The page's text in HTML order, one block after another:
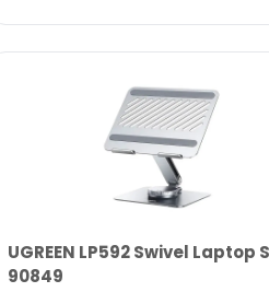
UGREEN LP592 Swivel Laptop
90849